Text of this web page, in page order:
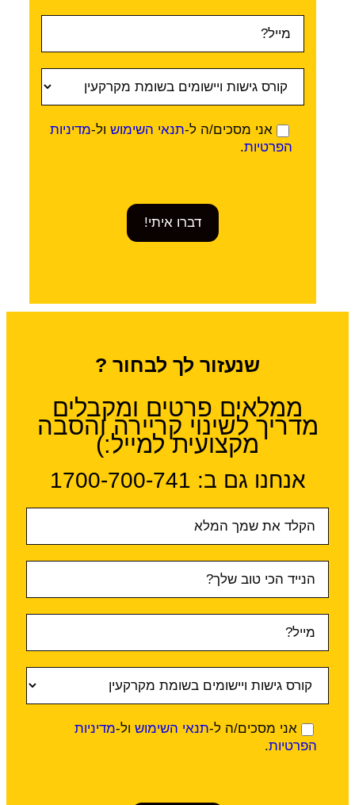
אני מסכים/ה ל-תנאי השימוש ול-מדיניות
הפרטיות.
דברו איתי!
שנעזור לך לבחור ?
ממלאים פרטים ומקבלים
מדריך לשינוי קריירה והסבה
מקצועית למייל:)
אנחנו גם ב:​ 1700-700-741
ראשי
אני מסכים/ה ל-תנאי השימוש ול-מדיניות
הפרטיות.